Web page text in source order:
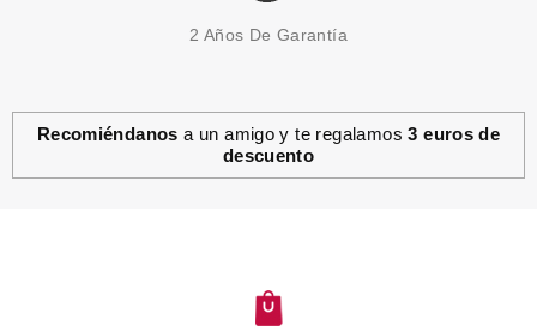
ESSENCE
5.16€
2 Años De Garantía
Recomiéndanos a un amigo y te regalamos3 euros de
descuento